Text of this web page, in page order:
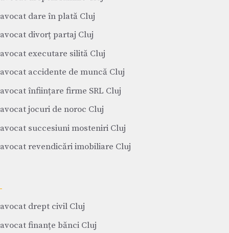
avocat dare în plată Cluj
avocat divorț partaj Cluj
avocat executare silită Cluj
avocat accidente de muncă Cluj
avocat înființare firme SRL Cluj
avocat jocuri de noroc Cluj
avocat succesiuni mosteniri Cluj
avocat revendicări imobiliare Cluj
avocat drept civil Cluj
avocat finanțe bănci Cluj